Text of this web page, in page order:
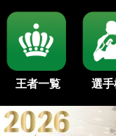
王者一覧 選